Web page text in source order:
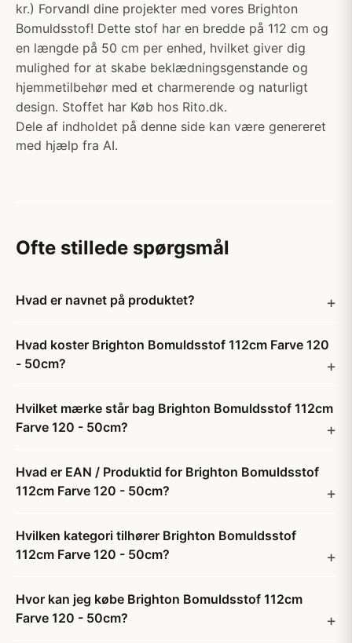
kr.) Forvandl dine projekter med vores Brighton
Bomuldsstof! Dette stof har en bredde på 112 cm og
en længde på 50 cm per enhed, hvilket giver dig
mulighed for at skabe beklædningsgenstande og
hjemmetilbehør med et charmerende og naturligt
design. Stoffet har Køb hos Rito.dk.
Dele af indholdet på denne side kan være genereret
med hjælp fra AI.
Ofte stillede spørgsmål
Hvad er navnet på produktet?
Hvad koster Brighton Bomuldsstof 112cm Farve 120
- 50cm?
Hvilket mærke står bag Brighton Bomuldsstof 112cm
Farve 120 - 50cm?
Hvad er EAN / Produktid for Brighton Bomuldsstof
112cm Farve 120 - 50cm?
Hvilken kategori tilhører Brighton Bomuldsstof
112cm Farve 120 - 50cm?
Hvor kan jeg købe Brighton Bomuldsstof 112cm
Farve 120 - 50cm?